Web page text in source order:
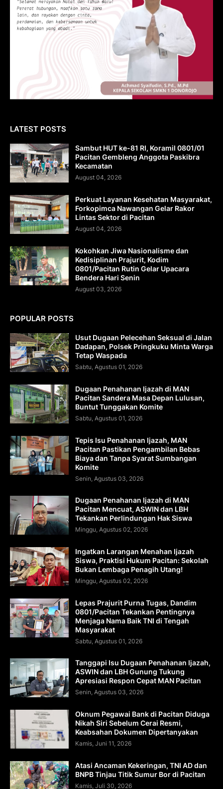
LATEST POSTS
Sambut HUT ke-81 RI, Koramil 0801/01
Pacitan Gembleng Anggota Paskibra
Kecamatan
August 04, 2026
Perkuat Layanan Kesehatan Masyarakat,
Forkopimca Nawangan Gelar Rakor
Lintas Sektor di Pacitan
August 04, 2026
Kokohkan Jiwa Nasionalisme dan
Kedisiplinan Prajurit, Kodim
0801/Pacitan Rutin Gelar Upacara
Bendera Hari Senin
August 03, 2026
POPULAR POSTS
Usut Dugaan Pelecehan Seksual di Jalan
Dadapan, Polsek Pringkuku Minta Warga
Tetap Waspada
Sabtu, Agustus 01, 2026
Dugaan Penahanan Ijazah di MAN
Pacitan Sandera Masa Depan Lulusan,
Buntut Tunggakan Komite
Sabtu, Agustus 01, 2026
Tepis Isu Penahanan Ijazah, MAN
Pacitan Pastikan Pengambilan Bebas
Biaya dan Tanpa Syarat Sumbangan
Komite
Senin, Agustus 03, 2026
Dugaan Penahanan Ijazah di MAN
Pacitan Mencuat, ASWIN dan LBH
Tekankan Perlindungan Hak Siswa
Minggu, Agustus 02, 2026
Ingatkan Larangan Menahan Ijazah
Siswa, Praktisi Hukum Pacitan: Sekolah
Bukan Lembaga Penagih Utang!
Minggu, Agustus 02, 2026
Lepas Prajurit Purna Tugas, Dandim
0801/Pacitan Tekankan Pentingnya
Menjaga Nama Baik TNI di Tengah
Masyarakat
Sabtu, Agustus 01, 2026
Tanggapi Isu Dugaan Penahanan Ijazah,
ASWIN dan LBH Gunung Tukung
Apresiasi Respon Cepat MAN Pacitan
Senin, Agustus 03, 2026
Oknum Pegawai Bank di Pacitan Diduga
Nikah Siri Sebelum Cerai Resmi,
Keabsahan Dokumen Dipertanyakan
Kamis, Juni 11, 2026
Atasi Ancaman Kekeringan, TNI AD dan
BNPB Tinjau Titik Sumur Bor di Pacitan
Kamis, Juli 30, 2026